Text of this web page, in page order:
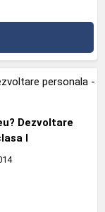
Dezvoltare
I